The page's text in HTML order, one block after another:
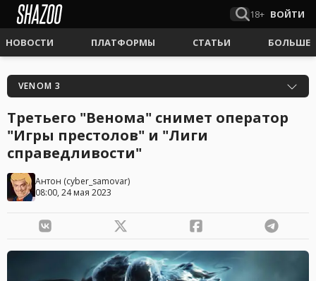
18+ ВОЙТИ
НОВОСТИ ПЛАТФОРМЫ СТАТЬИ БОЛЬШЕ
VENOM 3
Третьего "Венома" снимет оператор
"Игры престолов" и "Лиги
справедливости"
Антон (cyber_samovar)
08:00, 24 мая 2023